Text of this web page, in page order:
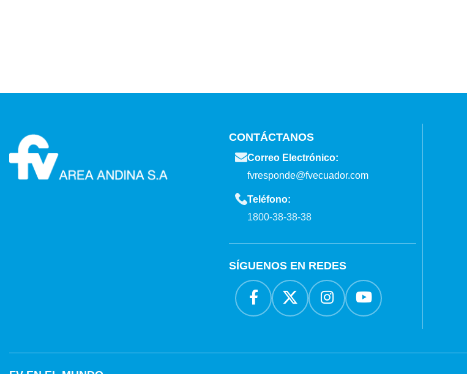
CONTÁCTANOS
Correo Electrónico:
fvresponde@fvecuador.com
Teléfono:
1800-38-38-38
SÍGUENOS EN REDES
FV EN EL MUNDO